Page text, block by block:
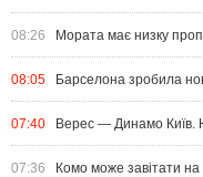
08:26 Мората має низку
08:05 Барселона зробила
07:40 Верес — Динамо Київ.
07:36 Комо може завітати